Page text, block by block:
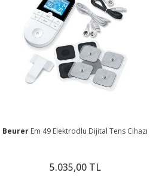
Beurer Em 49 Elektrodlu Dijital Tens Cihazı
5.035,00 TL